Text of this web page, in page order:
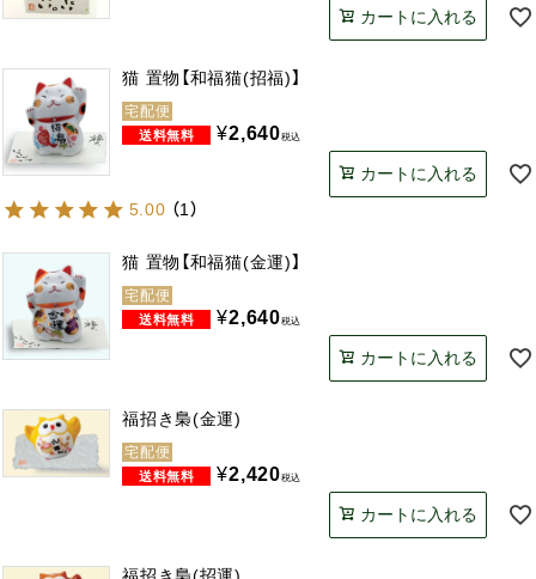
カートに入れる
猫 置物【和福猫(招福)】
宅配便
¥2,640税込
カートに入れる
5.00 （1）
猫 置物【和福猫(金運)】
宅配便
¥2,640税込
カートに入れる
福招き梟(金運)
宅配便
¥2,420税込
カートに入れる